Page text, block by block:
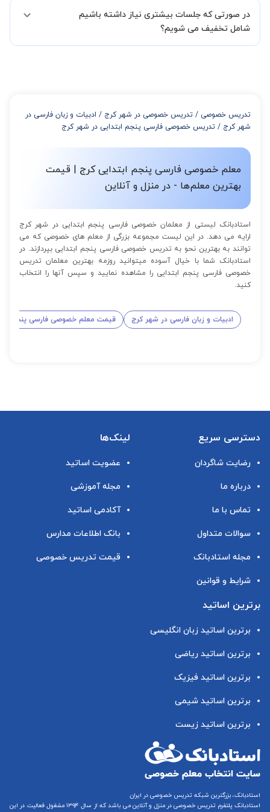
مدرس مشخص کند ابتدا باید جلسه اول کلاس درس شما با مدرس برگزار
شود تا با توجه به سطح شما و خواسته شما مدرس اعلام کنند که تقریبا
در صورتی که جلسات بیشتری نیاز داشته باشیم
شامل تخفیف می شویم؟
از 12 تا 15 جلسه: 7% تخفیف
از 16 تا 100 جلسه: 9% تخفیف
تدریس خصوصی / تدریس خصوصی در شهر کرج / ادبیات و زبان فارسی در
شهر کرج / تدریس خصوصی فارسی پنجم ابتدایی در شهر کرج
معلم خصوصی فارسی پنجم ابتدایی کرج | قیمت
بهترین معلم‌ها - در منزل و آنلاین
استادبانک لیستی از معلمان خصوصی فارسی پنجم ابتدایی در شهر کرج
ارایه می دهد. در این لیست مجموعه بزرگی از معلم های خصوصی که می
توانند به بهترین نحو به تدریس خصوصی فارسی پنجم ابتدایی بپردازند. در
استادبانک شما با خیال آسوده میتوانید روزمه بهترین معلمان تدریس
خصوصی فارسی پنجم ابتدایی را مشاهده نمایید و سپس آنها را انتخاب
کنید.
ادبیات و زبان فارسی در شهر کرج قیمت معلم خصوصی فارسی پنجم
دسترسی سریع
رضایت شاگردان
درباره ما
تماس با ما
سوالات متداول
مجله استادبانک
شرایط و قوانین
لینک‌ها
عضویت اساتید
مجله آموزشی
آکادمی اساتید
بانک اطلاعات مدارس
قیمت تدریس خصوصی
برترین اساتید
برترین اساتید زبان انگلیسی
برترین اساتید ریاضی
برترین اساتید فیزیک
برترین اساتید شیمی
برترین اساتید زیست
استادبانک، بزرگترین شبکه تدریس خصوصی در ایران
استادبانک پلتفرم تدریس خصوصی در منزل و آنلاین
می باشد که از سال ۱۳۹۴ مشغول فعالیت در این